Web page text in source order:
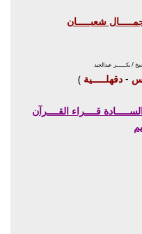
شعبـــــان
/ بكـــــــر عبدالجيد
- دقهلـــــية )
قــــراء القــــرآن